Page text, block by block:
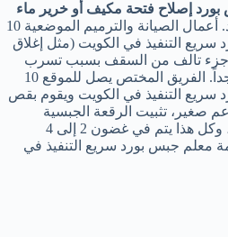
إصلاح فتحة مكيف أو خرير ماء
نعم، بكل تأكيد. أعمال الصيانة والترميم الموضعية 10
التنفيذ في الكويت (مثل إغلاق
جزء تالف من السقف بسبب تسرب
المياه) تُصنف كأعمال سريعة جداً. الفريق المختص يصل للموقع 10
التنفيذ في الكويت ويقوم بقص
صغير، تثبيت الرقعة الجبسية
الجديدة، ووضع المعجون عليها، وكل هذا يتم في غضون 2 إلى 4
لخدمة معلم جبس بورد سريع التنفيذ في